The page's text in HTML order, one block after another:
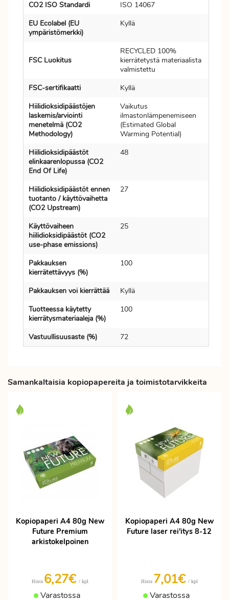
CO2 ISO Standardi
ISO 14067
EU Ecolabel (EU
ympäristömerkki)
Kyllä
FSC Luokitus
RECYCLED 100%
kierrätetystä materiaalista
valmistettu
FSC-sertifikaatti
Kyllä
Hiilidioksidipäästöjen
laskemis/arviointi
menetelmä (CO2
Methodology)
Vaikutus
ilmastonlämpenemiseen
(Estimated Global
Warming Potential)
Hiilidioksidipäästöt
elinkaarenlopussa (CO2
End Of Life)
48
Hiilidioksidipäästöt ennen
tuotanto / käyttövaihetta
(CO2 Upstream)
27
Käyttövaiheen
hiilidioksidipäästöt (CO2
use-phase emissions)
25
Pakkauksen
kierrätettävyys (%)
100
Pakkauksen voi kierrättää
Kyllä
Tuotteessa käytetty
kierrätysmateriaaleja (%)
100
Vastuullisuusaste (%) 72
Samankaltaisia kopiopapereita ja toimistotarvikkeita
Kopiopaperi A4 80g New
Future Premium
arkistokelpoinen
Hinta 6,27€ / kpl
Varastossa
Kopiopaperi A4 80g New
Future laser rei'itys 8-12
Hinta 7,01€ / kpl
Varastossa